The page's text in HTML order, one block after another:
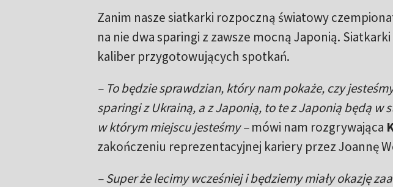
Zanim nasze siatkarki rozpoczną światowy
na nie dwa sparingi z zawsze mocną Japonią.
kaliber przygotowujących spotkań.
– To będzie sprawdzian, który nam pokaże, czy
sparingi z Ukrainą, a z Japonią, to te z Japonią będą w
w którym miejscu jesteśmy –mówi nam rozgrywająca
zakończeniu reprezentacyjnej kariery przez Joannę
– Super że lecimy wcześniej i będziemy miały okazję